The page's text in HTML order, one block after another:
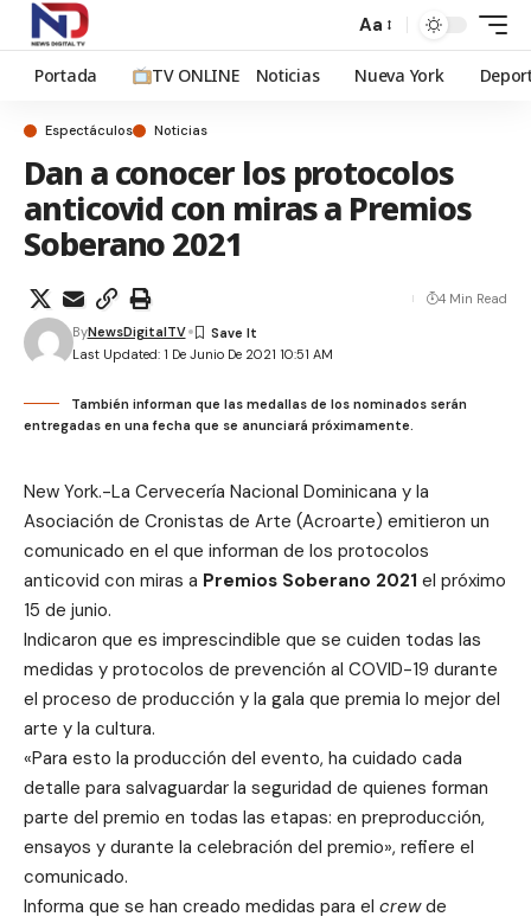
Aa
Portada TV ONLINE Noticias Nueva York
Espectáculos Noticias
Dan a conocer los protocolos
anticovid con miras a Premios
Soberano 2021
Last Updated: 1 De Junio De 2021 10:51 AM
ByNewsDigitalTV
4 Min Read
También informan que las medallas de los nominados serán
entregadas en una fecha que se anunciará próximamente.
New York.-La Cervecería Nacional Dominicana y la
Asociación de Cronistas de Arte (Acroarte) emitieron un
comunicado en el que informan de los protocolos
anticovid con miras a Premios Soberano 2021 el próximo
15 de junio.
Indicaron que es imprescindible que se cuiden todas las
medidas y protocolos de prevención al COVID-19 durante
el proceso de producción y la gala que premia lo mejor del
arte y la cultura.
«Para esto la producción del evento, ha cuidado cada
detalle para salvaguardar la seguridad de quienes forman
parte del premio en todas las etapas: en preproducción,
ensayos y durante la celebración del premio», refiere el
comunicado.
Informa que se han creado medidas para el crewde